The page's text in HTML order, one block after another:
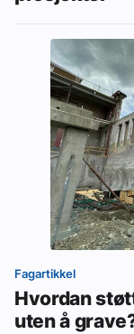
Fagartikkel
Hvordan
uten å